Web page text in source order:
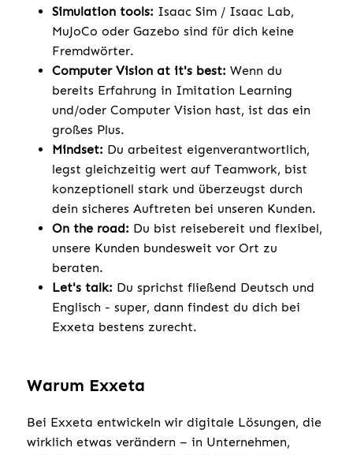
Simulation tools: Isaac Sim / Isaac Lab,
MuJoCo oder Gazebo sind für dich keine
Fremdwörter.
Computer Vision at it's best: Wenn du
bereits Erfahrung in Imitation Learning
und/oder Computer Vision hast, ist das ein
großes Plus.
Mindset: Du arbeitest eigenverantwortlich,
legst gleichzeitig wert auf Teamwork, bist
konzeptionell stark und überzeugst durch
dein sicheres Auftreten bei unseren Kunden.
On the road: Du bist reisebereit und flexibel,
unsere Kunden bundesweit vor Ort zu
beraten.
Let's talk: Du sprichst fließend Deutsch und
Englisch - super, dann findest du dich bei
Exxeta bestens zurecht.
Warum Exxeta
Bei Exxeta entwickeln wir digitale Lösungen, die
wirklich etwas verändern – in Unternehmen,